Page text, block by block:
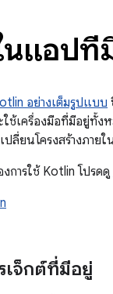
นแอปที่
อย่างเต็มรูปแบบ
เครื่องมือที่มีอยู่ทั้งห
ปลี่ยนโครงสร้างภาย
การใช้ Kotlin โปรดดู
เจ็กต์ที่มีอยู่